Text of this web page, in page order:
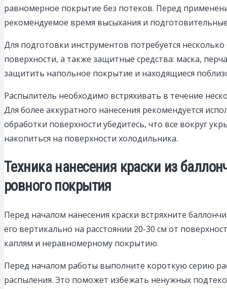
равномерное покрытие без потеков. Перед
рекомендуемое время высыхания и
Для подготовки инструментов потребуется
поверхности, а также защитные средства: маска,
защитить напольное покрытие и находящиеся
Распылитель необходимо встряхивать в течение
Для более аккуратного нанесения рекомендуется
обработки поверхности убедитесь, что все вокруг
накопиться на поверхности холодильника.
Техника нанесения краски из
ровного покрытия
Перед началом нанесения краски встряхните
его вертикально на расстоянии 20-30 см от
каплям и неравномерному покрытию.
Перед началом работы выполните короткую серию
распыления. Это поможет избежать ненужных